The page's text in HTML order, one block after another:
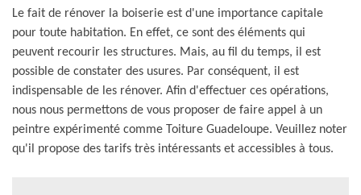
Le fait de rénover la boiserie est d'une importance capitale
pour toute habitation. En effet, ce sont des éléments qui
peuvent recourir les structures. Mais, au fil du temps, il est
possible de constater des usures. Par conséquent, il est
indispensable de les rénover. Afin d'effectuer ces opérations,
nous nous permettons de vous proposer de faire appel à un
peintre expérimenté comme Toiture Guadeloupe. Veuillez noter
qu'il propose des tarifs très intéressants et accessibles à tous.